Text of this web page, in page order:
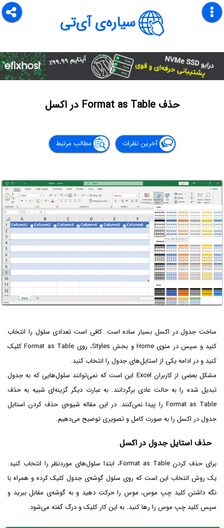
سیاره‌ی آی‌تی
حذف Format as Table در اکسل
آخرین نظرات مطالب مرتبط
ساخت جدول در اکسل بسیار ساده است. کافی است تعدادی سلول را انتخاب
کنید و سپس در منوی Home و بخش Styles، روی Format as Table کلیک
کنید و در ادامه یکی از استایل‌های جدول را انتخاب کنید.
مشکل بعضی از کاربران Excel این است که نمی‌توانند سلول‌هایی که به جدول
تبدیل شده را به حالت عادی برگردانند. به عبارت دیگر گزینه‌ای شبیه به حذف
Format as Table را پیدا نمی‌کنند. در این مقاله شیوه‌ی حذف کردن استایل
جدول در اکسل را به صورت کامل و تصویری توضیح می‌دهیم.
حذف استایل جدول در اکسل
برای حذف کردن Format as Table، ابتدا سلول‌های موردنظر را انتخاب کنید.
یک روش انتخاب این است که روی سلول گوشه‌ی جدول کلیک کرده و همراه با
نگه داشتن کلید چپ موس، موس را حرکت دهید و به گوشه‌ی مقابل ببرید و
سپس کلید چپ موس را رها کنید. به این کار کلیک و درگ گفته می‌شود.